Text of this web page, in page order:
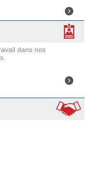
dans nos